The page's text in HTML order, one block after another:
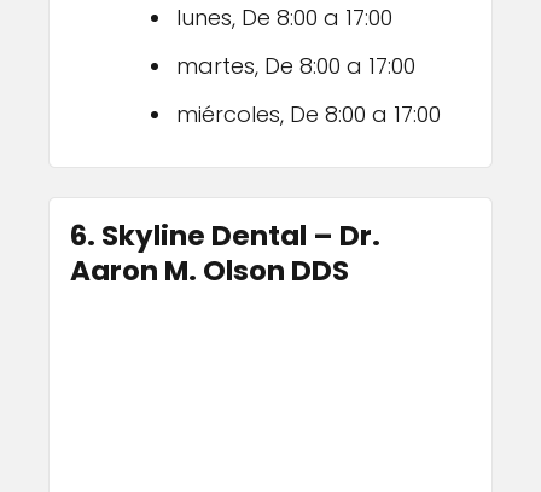
lunes, De 8:00 a 17:00
martes, De 8:00 a 17:00
miércoles, De 8:00 a 17:00
6. Skyline Dental – Dr.
Aaron M. Olson DDS